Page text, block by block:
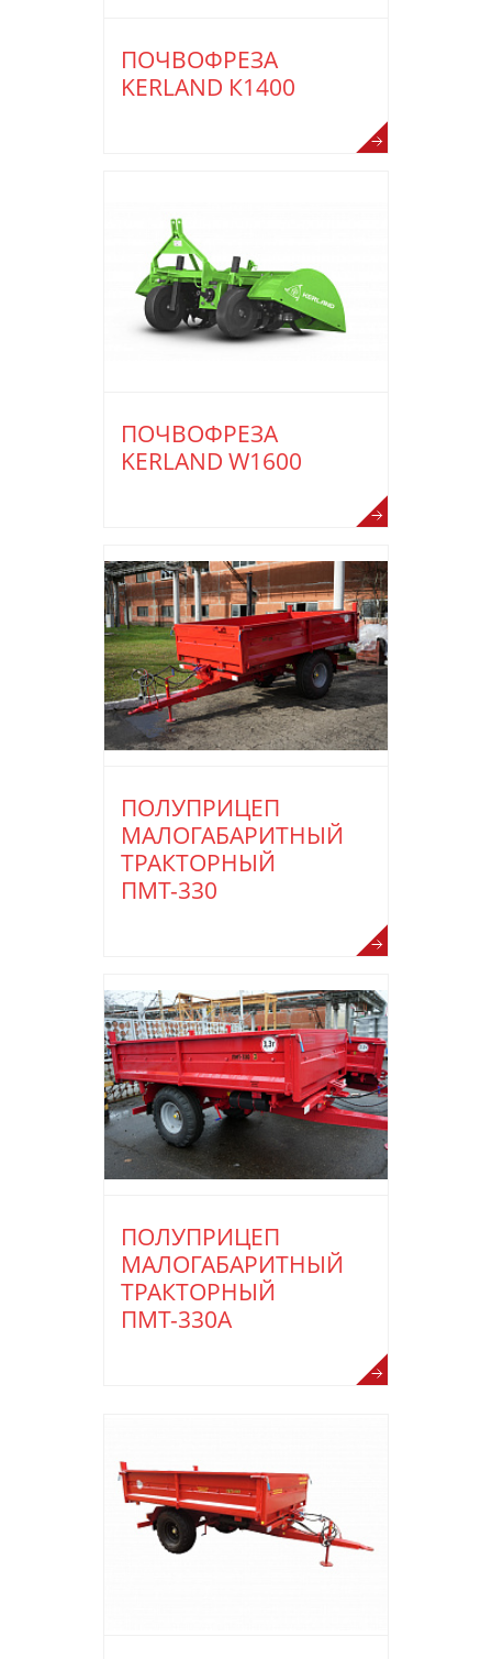
ПОЧВОФРЕЗА
KERLAND К1400
ПОЧВОФРЕЗА
KERLAND W1600
ПОЛУПРИЦЕП
МАЛОГАБАРИТНЫЙ
ТРАКТОРНЫЙ
ПМТ-330
ПОЛУПРИЦЕП
МАЛОГАБАРИТНЫЙ
ТРАКТОРНЫЙ
ПМТ-330А